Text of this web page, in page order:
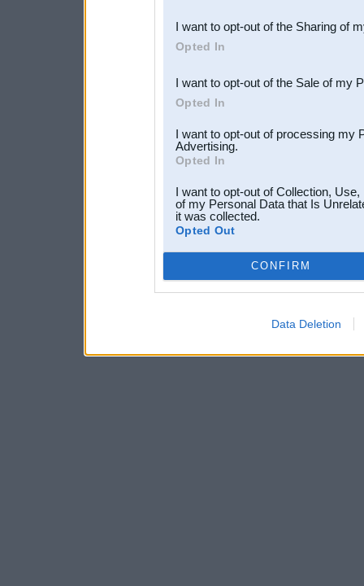
Downstream Participants
third parties.
I want to opt-out of the Sharing of
Opted In
I want to opt-out of the Sale of my
Opted In
I want to opt-out of processing my
Advertising.
Opted In
I want to opt-out of Collection,
of my Personal Data that Is
it was collected.
Opted Out
CONFIRM
Data Deletion